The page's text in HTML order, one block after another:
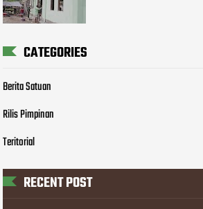
CATEGORIES
Berita Satuan
Rilis Pimpinan
Teritorial
RECENT POST